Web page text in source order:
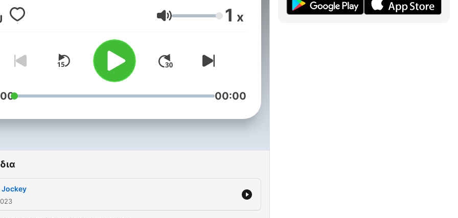
cuento cada noche
seleccionado especialmente.
Autores de todos los tiempos
y regiones que nos traen
relatos de 15 minutos. Idea y
locución: Quique Pesoa.
Selección de cuentos: Pancho
Ένταση 1 x
00:00
Jockey